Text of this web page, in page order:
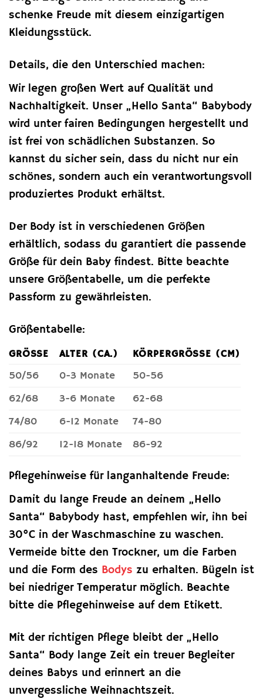
schenke Freude mit diesem einzigartigen
Kleidungsstück.
Details, die den Unterschied machen:
Wir legen großen Wert auf Qualität und
Nachhaltigkeit. Unser „Hello Santa“ Babybody
wird unter fairen Bedingungen hergestellt und
ist frei von schädlichen Substanzen. So
kannst du sicher sein, dass du nicht nur ein
schönes, sondern auch ein verantwortungsvoll
produziertes Produkt erhältst.
Der Body ist in verschiedenen Größen
erhältlich, sodass du garantiert die passende
Größe für dein Baby findest. Bitte beachte
unsere Größentabelle, um die perfekte
Passform zu gewährleisten.
Größentabelle:
GRÖSSE ALTER (CA.)
KÖRPERGRÖSSE (CM)
50/56
0-3 Monate
50-56
62/68
3-6 Monate
62-68
74/80
6-12 Monate
74-80
86/92
12-18 Monate 86-92
Pflegehinweise für langanhaltende Freude:
Damit du lange Freude an deinem „Hello
Santa“ Babybody hast, empfehlen wir, ihn bei
30°C in der Waschmaschine zu waschen.
Vermeide bitte den Trockner, um die Farben
und die Form des Bodys zu erhalten. Bügeln ist
bei niedriger Temperatur möglich. Beachte
bitte die Pflegehinweise auf dem Etikett.
Mit der richtigen Pflege bleibt der „Hello
Santa“ Body lange Zeit ein treuer Begleiter
deines Babys und erinnert an die
unvergessliche Weihnachtszeit.